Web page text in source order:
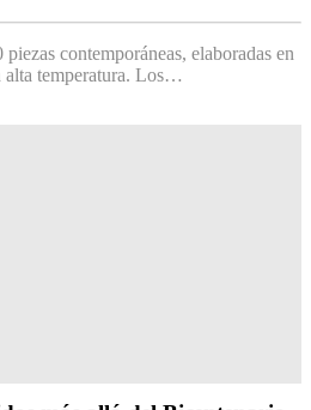
contemporáneas, elaboradas en
alta temperatura. Los…